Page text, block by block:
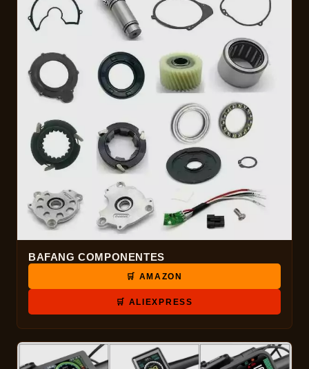
BAFANG COMPONENTES
🛒 AMAZON
🛒 ALIEXPRESS